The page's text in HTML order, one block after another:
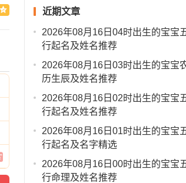
近期文章
2026年08月16日04时出生的宝宝
行起名及姓名推荐
2026年08月16日03时出生的宝宝
历生辰及姓名推荐
2026年08月16日02时出生的宝宝
行起名及姓名推荐
2026年08月16日01时出生的宝宝
行起名及名字精选
2026年08月16日00时出生的宝宝
行命理及姓名推荐